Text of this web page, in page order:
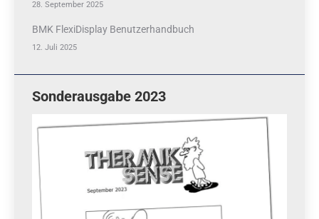
28. September 2025
BMK FlexiDisplay Benutzerhandbuch
12. Juli 2025
Sonderausgabe 2023